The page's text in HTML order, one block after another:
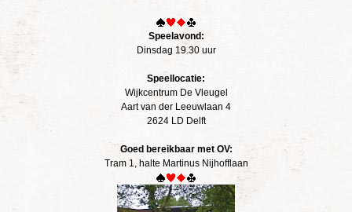
Speelavond:
Dinsdag 19.30 uur
Speellocatie:
Wijkcentrum De Vleugel
Aart van der Leeuwlaan 4
2624 LD Delft
Goed bereikbaar met OV:
Tram 1, halte Martinus Nijhofflaan